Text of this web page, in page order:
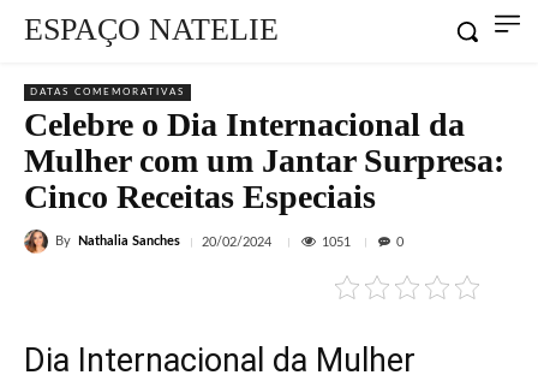
ESPAÇO NATELIE
DATAS COMEMORATIVAS
Celebre o Dia Internacional da
Mulher com um Jantar Surpresa:
Cinco Receitas Especiais
By Nathalia Sanches 20/02/2024 1051 0
Dia Internacional da Mulher